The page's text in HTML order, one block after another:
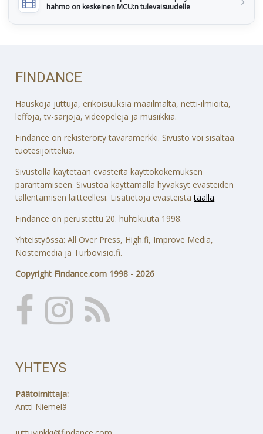
hahmo on keskeinen MCU:n tulevaisuudelle
FINDANCE
Hauskoja juttuja, erikoisuuksia maailmalta, netti-ilmiöitä,
leffoja, tv-sarjoja, videopelejä ja musiikkia.
Findance on rekisteröity tavaramerkki. Sivusto voi sisältää
tuotesijoittelua.
Sivustolla käytetään evästeitä käyttökokemuksen
parantamiseen. Sivustoa käyttämällä hyväksyt evästeiden
tallentamisen laitteellesi. Lisätietoja evästeistätäällä.
Findance on perustettu 20. huhtikuuta 1998.
Yhteistyössä: All Over Press, High.fi, Improve Media,
Nostemedia ja Turbovisio.fi.
Copyright Findance.com 1998 - 2026
YHTEYS
Päätoimittaja:
Antti Niemelä